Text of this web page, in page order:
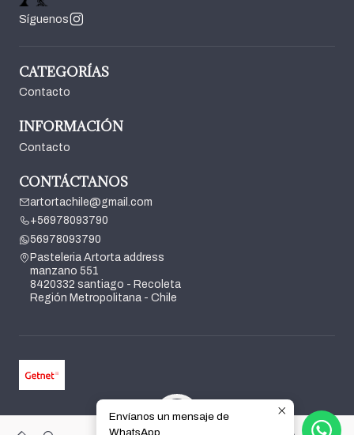
Síguenos
CATEGORÍAS
Contacto
INFORMACIÓN
Contacto
CONTÁCTANOS
artortachile@gmail.com
+56978093790
56978093790
Pasteleria Artorta address
manzano 551
8420332 santiago - Recoleta
Región Metropolitana - Chile
2026 Pasteleria Artorta.Envíanos un mensaje de
WhatsApp